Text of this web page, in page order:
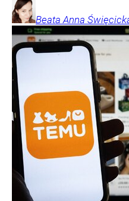
Beata Anna